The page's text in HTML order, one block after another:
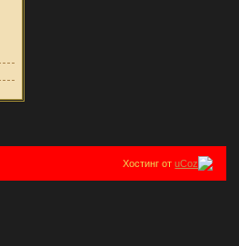
Хостинг отuCoz